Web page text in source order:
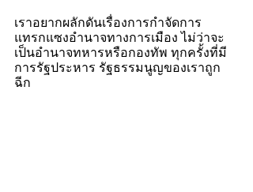
เราอยากผลักดันเรื่องการกำจัดการ
แทรกแซงอำนาจทางการเมือง ไม่ว่าจะ
เป็นอำนาจทหารหรือกองทัพ ทุกครั้งที่มี
การรัฐประหาร รัฐธรรมนูญของเราถูก
ฉีก